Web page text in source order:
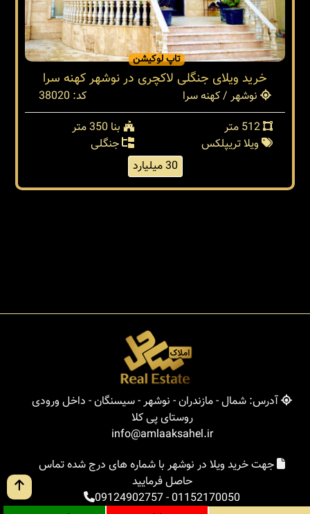
تاپ لوکیشن
خرید ویلای جنگلی لاکچری در نوشهر کهنه سرا
نوشهر / کهنه سرا
کد: 38020
بنا 350 متر
ویلا تریپلکس
جنگلی
30 میلیارد
آدرس: شمال - مازندران - نوشهر - سیسنگان - داخل ورودی
روستای پی کلا
info@amlaaksahel.ir
جهت خرید ویلا در نوشهر با شماره های درج شده تماس
حاصل فرمایید
01152170050
-
09124902757